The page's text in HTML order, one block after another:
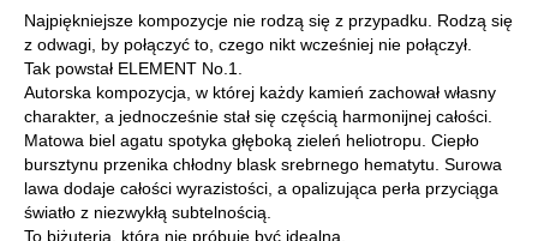
Najpiękniejsze kompozycje nie rodzą się z przypadku. Rodzą się
z odwagi, by połączyć to, czego nikt wcześniej nie połączył.
Tak powstał ELEMENT No.1.
Autorska kompozycja, w której każdy kamień zachował własny
charakter, a jednocześnie stał się częścią harmonijnej całości.
Matowa biel agatu spotyka głęboką zieleń heliotropu. Ciepło
bursztynu przenika chłodny blask srebrnego hematytu. Surowa
lawa dodaje całości wyrazistości, a opalizująca perła przyciąga
światło z niezwykłą subtelnością.
To biżuteria, która nie próbuje być idealna.